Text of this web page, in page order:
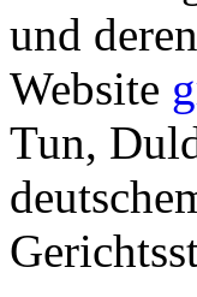
und
Website
Tun,